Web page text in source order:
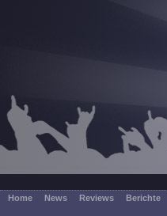
Home News Reviews Berichte